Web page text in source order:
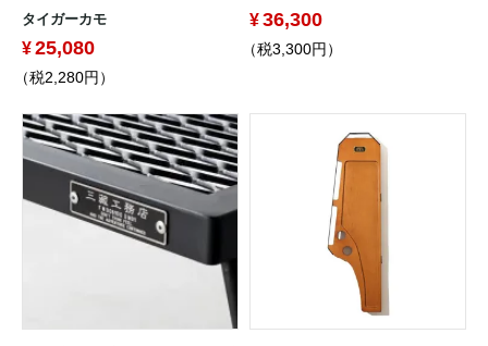
タイガーカモ
25,080
（税2,280円）
36,300
（税3,300円）